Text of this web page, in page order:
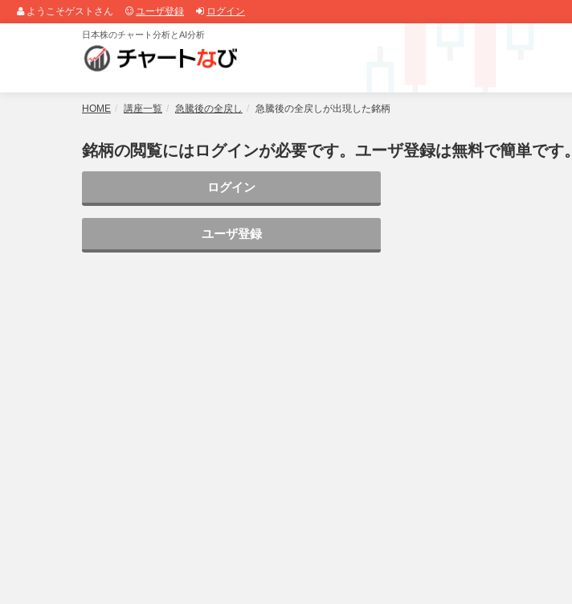
ようこそゲストさん ユーザ登録 ログイン
日本株のチャート分析とAI分析
HOME 講座一覧 急騰後の全戻し 急騰後の全戻しが出現した銘柄
銘柄の閲覧にはログインが必要です。ユーザ登録は無料で簡単です。
ログイン
ユーザ登録